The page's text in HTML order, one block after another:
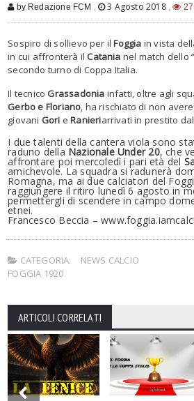
by Redazione FCM , 3 Agosto 2018 ,
Sospiro di sollievo per ilFoggia in vista
in cui affronterà il Catania nel match dello
secondo turno di Coppa Italia.
Il tecnico Grassadonia infatti, oltre agli
Gerbo e Floriano, ha rischiato di non
giovani Gori eRanieriarrivati in prestito
I due talenti della cantera viola sono
raduno della Nazionale Under 20, che
affrontare poi mercoledì i pari età del
amichevole. La squadra si radunerà
Romagna, ma ai due calciatori del
raggiungere il ritiro lunedì 6 agosto in
permettergli di scendere in campo
etnei.
Francesco Beccia –
CATEGORIA:
NEWS CALCIO
FOGGIA 1920
ARTICOLI CORRELATI